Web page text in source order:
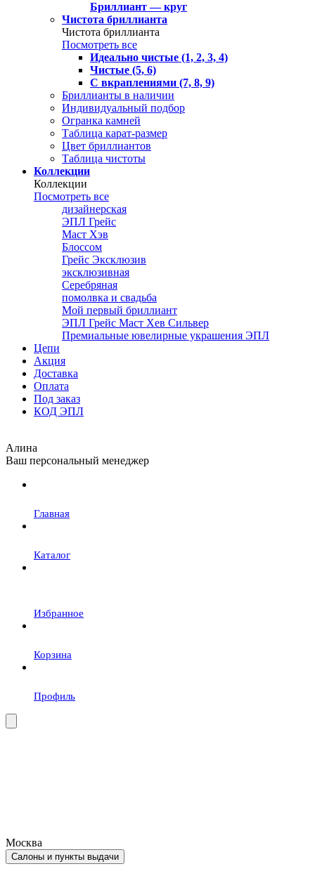
Бриллиант — круг
Чистота бриллианта
Чистота бриллианта
Посмотреть все
Идеально чистые (1, 2, 3, 4)
Чистые (5, 6)
С вкраплениями (7, 8, 9)
Бриллианты в наличии
Индивидуальный подбор
Огранка камней
Таблица карат-размер
Цвет бриллиантов
Таблица чистоты
Коллекции
Коллекции
Посмотреть все
дизайнерская
ЭПЛ Грейс
Маст Хэв
Блоссом
Грейс Эксклюзив
эксклюзивная
Серебряная
помолвка и свадьба
Мой первый бриллиант
ЭПЛ Грейс Маст Хев Сильвер
Премиальные ювелирные украшения ЭПЛ
Цепи
Акция
Доставка
Оплата
Под заказ
КОД ЭПЛ
Алина
Ваш персональный менеджер
Главная
Каталог
Избранное
Корзина
Профиль
Москва
Салоны и пункты выдачи